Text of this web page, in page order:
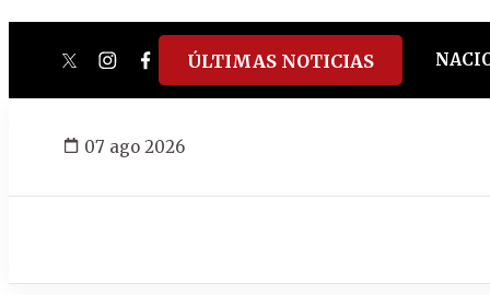
twitterinstagram
facebook
tiktokyoutube
spotify
ÚLTIMAS NOTICIAS
07 ago 2026